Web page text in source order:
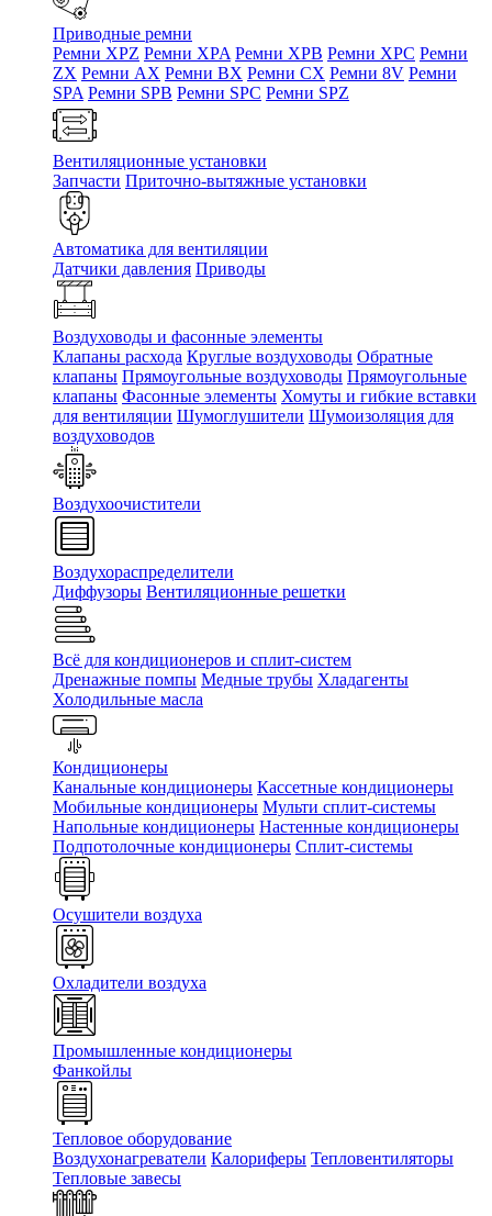
Приводные ремни
Ремни XPZ Ремни XPA Ремни XPB Ремни XPC Ремни
ZX Ремни AX Ремни BX Ремни CX Ремни 8V Ремни
SPA Ремни SPB Ремни SPC Ремни SPZ
Вентиляционные установки
Запчасти Приточно-вытяжные установки
Автоматика для вентиляции
Датчики давления Приводы
Воздуховоды и фасонные элементы
Клапаны расхода Круглые воздуховоды Обратные
клапаны Прямоугольные воздуховоды Прямоугольные
клапаны Фасонные элементы Хомуты и гибкие вставки
для вентиляции Шумоглушители Шумоизоляция для
воздуховодов
Воздухоочистители
Воздухораспределители
Диффузоры Вентиляционные решетки
Всё для кондиционеров и сплит-систем
Дренажные помпы Медные трубы Хладагенты
Холодильные масла
Кондиционеры
Канальные кондиционеры Кассетные кондиционеры
Мобильные кондиционеры Мульти сплит-системы
Напольные кондиционеры Настенные кондиционеры
Подпотолочные кондиционеры Сплит-системы
Осушители воздуха
Охладители воздуха
Промышленные кондиционеры
Фанкойлы
Тепловое оборудование
Воздухонагреватели Калориферы Тепловентиляторы
Тепловые завесы